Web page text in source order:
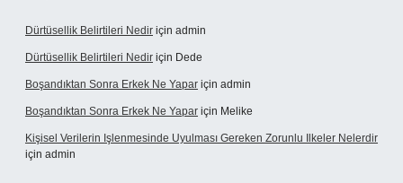
Dürtüsellik Belirtileri Nedir için admin
Dürtüsellik Belirtileri Nedir için Dede
Boşandıktan Sonra Erkek Ne Yapar için admin
Boşandıktan Sonra Erkek Ne Yapar için Melike
Kişisel Verilerin Işlenmesinde Uyulması Gereken Zorunlu Ilkeler Nelerdir
için admin